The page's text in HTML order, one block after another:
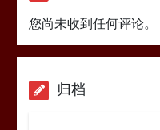
您尚未收到任何评论。
归档